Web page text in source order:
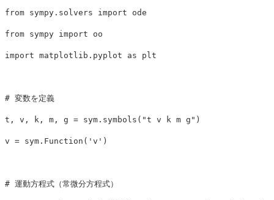
from sympy.solvers import ode
from sympy import oo
import matplotlib.pyplot as plt
t , v , k , m , g = sym . symbols ( "t v k m g" )
v = sym . Function ( 'v' )